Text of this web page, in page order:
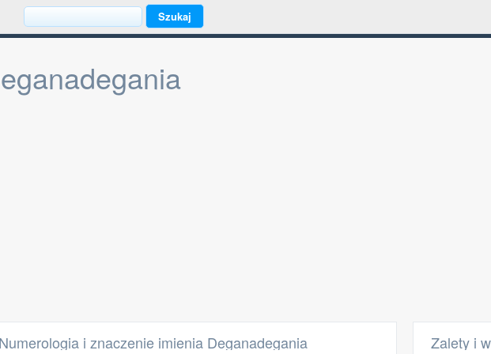
Numerologia i znaczenie imienia Deganadegania Zalety i